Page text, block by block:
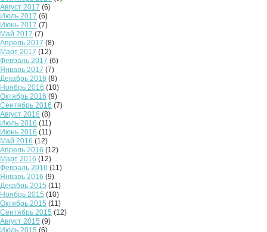
Август 2017 (6)
Июль 2017 (6)
Июнь 2017 (7)
Май 2017 (7)
Апрель 2017 (8)
Март 2017 (12)
Февраль 2017 (6)
Январь 2017 (7)
Декабрь 2016 (8)
Ноябрь 2016 (10)
Октябрь 2016 (9)
Сентябрь 2016 (7)
Август 2016 (8)
Июль 2016 (11)
Июнь 2016 (11)
Май 2016 (12)
Апрель 2016 (12)
Март 2016 (12)
Февраль 2016 (11)
Январь 2016 (9)
Декабрь 2015 (11)
Ноябрь 2015 (10)
Октябрь 2015 (11)
Сентябрь 2015 (12)
Август 2015 (9)
Июль 2015 (6)